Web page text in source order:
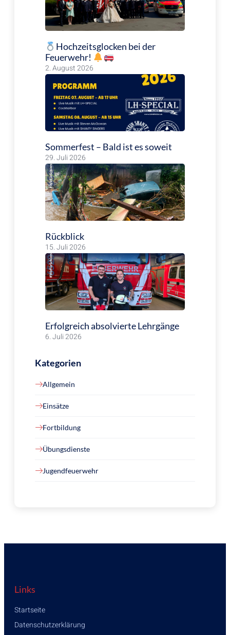
Hochzeitsglocken bei der
Feuerwehr!
2. August 2026
Sommerfest – Bald ist es soweit
29. Juli 2026
Rückblick
15. Juli 2026
Erfolgreich absolvierte Lehrgänge
6. Juli 2026
Kategorien
Allgemein
Einsätze
Fortbildung
Übungsdienste
Jugendfeuerwehr
Links
Startseite
Datenschutzerklärung